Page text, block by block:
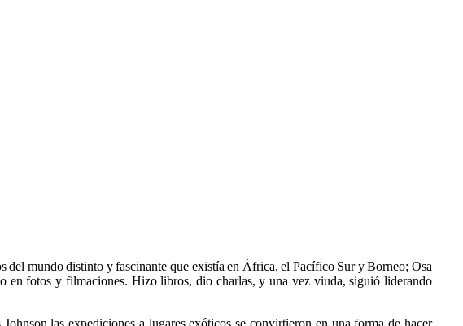
del mundo distinto y fascinante que existía en África, el Pacífico Sur y Borneo; Osa
en fotos y filmaciones. Hizo libros, dio charlas, y una vez viuda, siguió liderando
las expediciones a lugares exóticos se convirtieron en una forma de hacer